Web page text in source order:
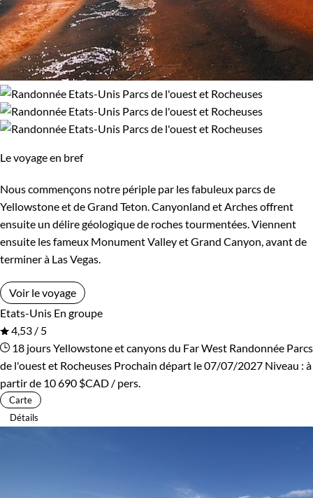
Le voyage en bref
Nous commençons notre périple par les fabuleux parcs de
Yellowstone et de Grand Teton. Canyonland et Arches offrent
ensuite un délire géologique de roches tourmentées. Viennent
ensuite les fameux Monument Valley et Grand Canyon, avant de
terminer à Las Vegas.
Voir le voyage
Etats-Unis En groupe
4,53 / 5
18 joursYellowstone et canyons du Far West Randonnée Parcs
de l'ouest et Rocheuses Prochain départ le 07/07/2027 Niveau : à
partir de 10 690 $CAD / pers.
Carte
Détails